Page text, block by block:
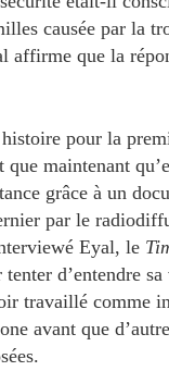
causée par la
affirme que la
pour la
que maintenant
grâce à un
par le
Eyal, le
d’entendre
travaillé comme
avant que